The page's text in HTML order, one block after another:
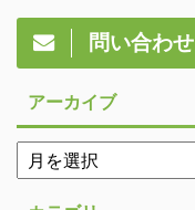
問い合わせ
アーカイブ